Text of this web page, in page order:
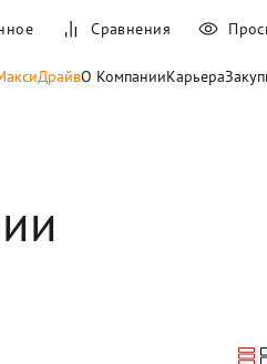
О КомпанииКарьера
Сравнения